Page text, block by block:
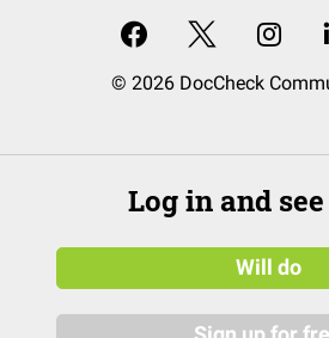
© 2026 DocCheck
Log in and
Will do